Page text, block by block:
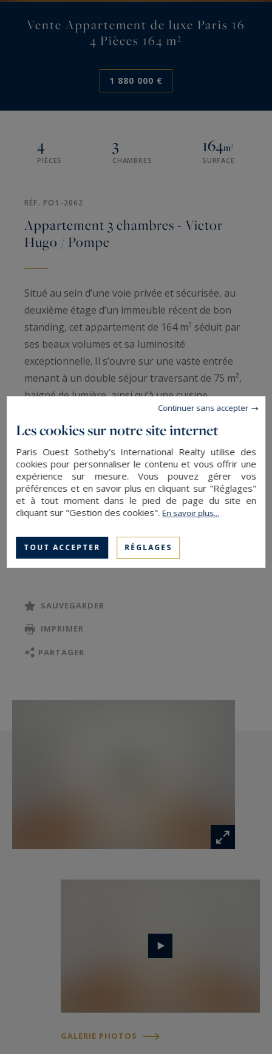
Vente Appartement de luxe Paris 16
4 Pièces 164 m²
1 880 000 €
4
PIÈCES
3
CHAMBRES
164m²
SURFACE
RÉF. PO1-2062
Appartement 3 chambres - Victor
Hugo / Pompe
Situé au sein d’une voie privée et sécurisée, au
deuxième étage d’un immeuble récent de bon
standing, cet appartement de 164 m² séduit par
ses beaux volumes et sa luminosité
exceptionnelle. Il s’ouvre sur une vaste entrée
menant à un double séjour traversant de 75 m²,
baigné de lumière, ainsi qu’à une cuisine
dinatoire. La partie nuit comprend une suite
parentale, deux autres chambres, une salle de
bains et deux salles d’eau. Quelques travaux de
rafraîchissement sont à prévoir. Une cave vient
compléter ce bien. Possibilité d’acquérir un box
dans l’immeuble, en supplément (75 000 €).
DEMANDER UNE VISITE VIRTUELLE
SAUVEGARDER
IMPRIMER
PARTAGER
GALERIE PHOTOS
Les cookies sur notre site internet
Paris Ouest Sotheby's International Realty utilise des
cookies pour personnaliser le contenu et vous offrir une
expérience sur mesure. Vous pouvez gérer vos
préférences et en savoir plus en cliquant sur "Réglages"
et à tout moment dans le pied de page du site en
cliquant sur "Gestion des cookies".En savoir plus...
TOUT ACCEPTER RÉGLAGES
Continuer sans accepter